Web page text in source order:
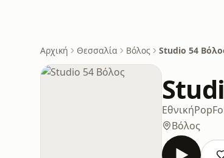
Αρχική Θεσσαλία Βόλος Studio 54
ΕθνικήPop
Βόλος